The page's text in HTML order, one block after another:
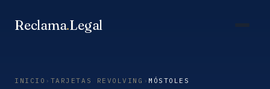
Reclama.Legal
INICIO › TARJETAS REVOLVING › MÓSTOLES